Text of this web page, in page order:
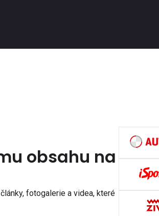
obsahu na
fotogalerie a videa, které